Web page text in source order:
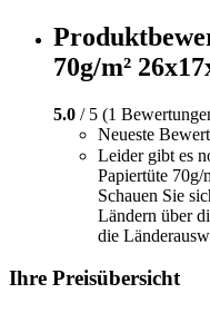
70g/m²
5.0 / 5 (1
Neueste
Leider gibt es
Papiertüte
Schauen Sie
Ländern über
die
Ihre Preisübersicht